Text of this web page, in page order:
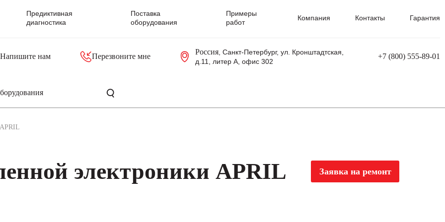
Предиктивная
диагностика
Поставка
оборудования
Примеры
работ
Компания Контакты Гарантия
Напишите нам Перезвоните мне
Россия, Санкт-Петербург, ул. Кронштадтская,
д.11, литер А, офис 302
+7 (800) 555-89-01
APRIL
электроники APRIL Заявка на ремонт